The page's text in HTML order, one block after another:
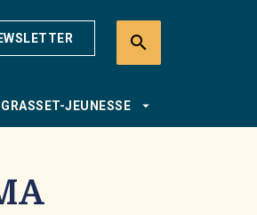
search
GRASSET-JEUNESSE arrow_drop_down